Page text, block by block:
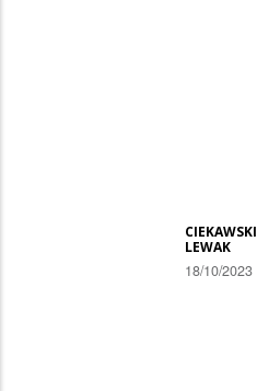
CIEKAWSKI
LEWAK
18/10/2023